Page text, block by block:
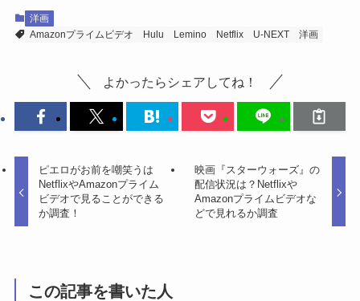
洋画
Amazonプライムビデオ
Hulu Lemino Netflix U-NEXT 洋画
よかったらシェアしてね！
ピエロがお前を嘲笑うは
NetflixやAmazonプライム
ビデオで見ることができる
か調査！
映画『スターウォーズ』の
配信状況は？Netflixや
Amazonプライムビデオな
どで見れるか調査
この記事を書いた人